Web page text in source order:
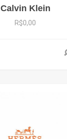
Calvin Klein
R$0,00